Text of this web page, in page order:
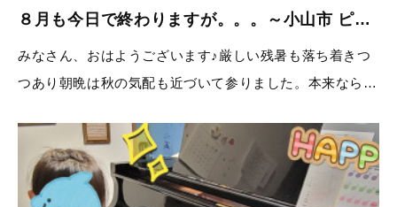
８月も今日で終わりますが。。。～小山市 ピ…
みなさん、おはようございます♪厳しい残暑も落ち着きつ
つあり朝晩は秋の気配も近づいて参りました。本来なら…